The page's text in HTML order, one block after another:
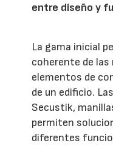
entre diseño y
La gama inicial
coherente de las
elementos de
de un edificio.
Secustik,
permiten
diferentes